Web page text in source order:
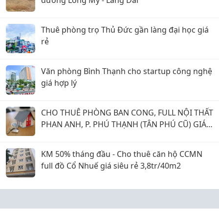
Thuê phòng trọ Thủ Đức gần làng đại học giá
rẻ
Văn phòng Bình Thạnh cho startup công nghệ
giá hợp lý
CHO THUÊ PHÒNG BAN CONG, FULL NỘI THẤT
PHAN ANH, P. PHÚ THẠNH (TÂN PHÚ CŨ) GIÁ 5
KM 50% tháng đầu - Cho thuê căn hộ CCMN
full đồ Cổ Nhuế giá siêu rẻ 3,8tr/40m2